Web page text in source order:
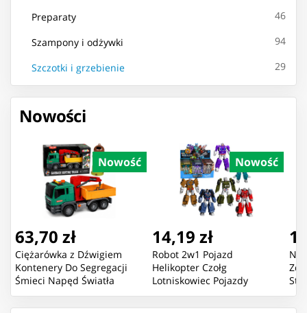
Preparaty 46
Szampony i odżywki 94
Szczotki i grzebienie 29
Nowości
Nowość
63,70 zł
Ciężarówka z Dźwigiem
Kontenery Do Segregacji
Śmieci Napęd Światła
Dźwięk
Nowość
14,19 zł
Robot 2w1 Pojazd
Helikopter Czołg
Lotniskowiec Pojazdy
Bojowe Mix